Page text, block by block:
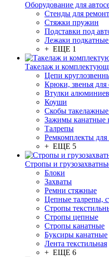
Оборудование для
Стенды для
Стяжки пружин
Подставки под
Лежаки
+ ЕЩЕ 1
Такелаж и
Цепи
Крюки, звенья для
Втулки
Коуши
Скобы
Зажимы канатные
Талрепы
Ремкомплекты для
+ ЕЩЕ 5
Стропы и
Блоки
Захваты
Ремни стяжные
Цепные талрепы,
Стропы
Стропы цепные
Стропы канатные
Буксиры канатные
Лента текстильная
+ ЕЩЕ 6